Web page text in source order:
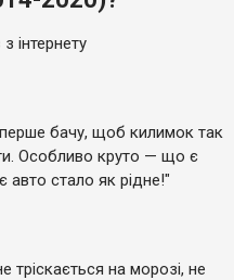
інтернету
бачу, щоб килимок так
Особливо круто — що є
авто стало як рідне!"
тріскається на морозі, не